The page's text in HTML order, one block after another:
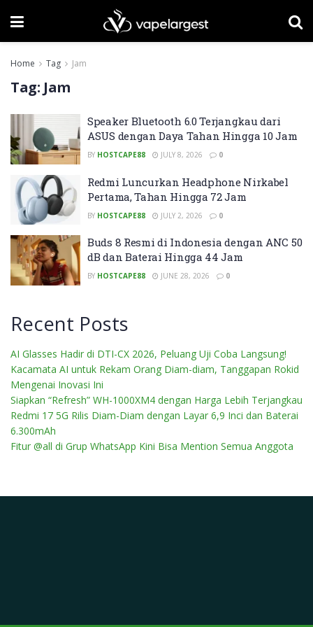
Home Tag Jam
Tag: Jam
Speaker Bluetooth 6.0 Terjangkau dari
ASUS dengan Daya Tahan Hingga 10 Jam
BY HOSTCAPE88 JULY 8, 2026 0
Redmi Luncurkan Headphone Nirkabel
Pertama, Tahan Hingga 72 Jam
BY HOSTCAPE88 JULY 2, 2026 0
Buds 8 Resmi di Indonesia dengan ANC 50
dB dan Baterai Hingga 44 Jam
BY HOSTCAPE88 JUNE 28, 2026 0
Recent Posts
AI Glasses Hadir di DTI-CX 2026, Peluang Uji Coba Langsung!
Kacamata AI untuk Rekam Orang Diam-diam, Tanggapan Rokid
Mengenai Inovasi Ini
Siapkan “Refresh” WH-1000XM4 dengan Harga Lebih Terjangkau
Redmi 17 5G Rilis Diam-Diam dengan Layar 6,9 Inci dan Baterai
6.300mAh
Fitur @all di Grup WhatsApp Kini Bisa Mention Semua Anggota